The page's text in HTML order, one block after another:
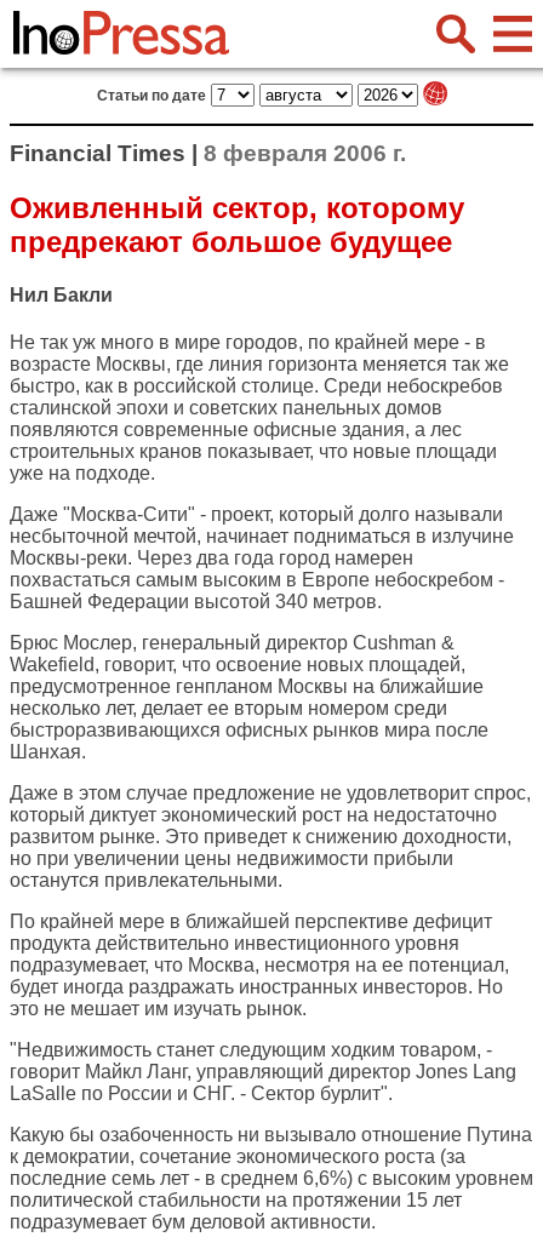
Статьи по дате
Financial Times | 8 февраля 2006 г.
Оживленный сектор, которому
предрекают большое будущее
Нил Бакли
Не так уж много в мире городов, по крайней мере - в
возрасте Москвы, где линия горизонта меняется так же
быстро, как в российской столице. Среди небоскребов
сталинской эпохи и советских панельных домов
появляются современные офисные здания, а лес
строительных кранов показывает, что новые площади
уже на подходе.
Даже "Москва-Сити" - проект, который долго называли
несбыточной мечтой, начинает подниматься в излучине
Москвы-реки. Через два года город намерен
похвастаться самым высоким в Европе небоскребом -
Башней Федерации высотой 340 метров.
Брюс Мослер, генеральный директор Cushman &
Wakefield, говорит, что освоение новых площадей,
предусмотренное генпланом Москвы на ближайшие
несколько лет, делает ее вторым номером среди
быстроразвивающихся офисных рынков мира после
Шанхая.
Даже в этом случае предложение не удовлетворит спрос,
который диктует экономический рост на недостаточно
развитом рынке. Это приведет к снижению доходности,
но при увеличении цены недвижимости прибыли
останутся привлекательными.
По крайней мере в ближайшей перспективе дефицит
продукта действительно инвестиционного уровня
подразумевает, что Москва, несмотря на ее потенциал,
будет иногда раздражать иностранных инвесторов. Но
это не мешает им изучать рынок.
"Недвижимость станет следующим ходким товаром, -
говорит Майкл Ланг, управляющий директор Jones Lang
LaSalle по России и СНГ. - Сектор бурлит".
Какую бы озабоченность ни вызывало отношение Путина
к демократии, сочетание экономического роста (за
последние семь лет - в среднем 6,6%) с высоким уровнем
политической стабильности на протяжении 15 лет
подразумевает бум деловой активности.